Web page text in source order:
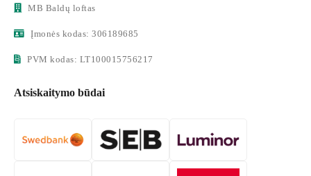
MB Baldų loftas
Įmonės kodas: 306189685
PVM kodas: LT100015756217
Atsiskaitymo būdai